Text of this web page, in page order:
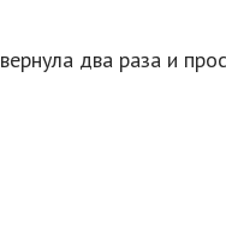
два раза и